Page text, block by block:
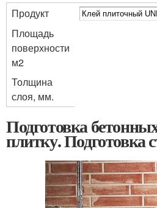
Продукт
Площадь
поверхности
м2
Толщина
слоя, мм.
Подготовка
плитку. Подготовка